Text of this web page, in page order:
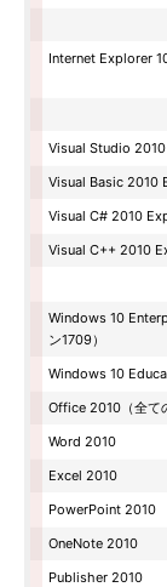
Internet Explorer
Visual Studio 2010
Visual Basic 2010
Visual C# 2010
Visual C++ 2010
Windows 10
ン1709）
Windows 10
Office 2010（全て
Word 2010
Excel 2010
PowerPoint 2010
OneNote 2010
Publisher 2010